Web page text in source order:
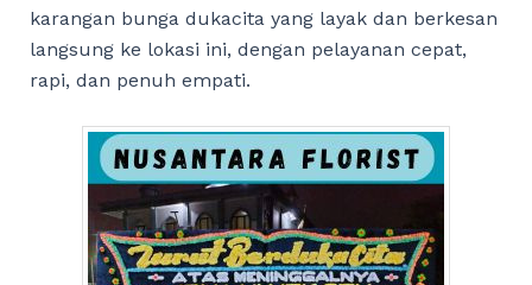
karangan bunga dukacita yang layak dan berkesan
langsung ke lokasi ini, dengan pelayanan cepat,
rapi, dan penuh empati.